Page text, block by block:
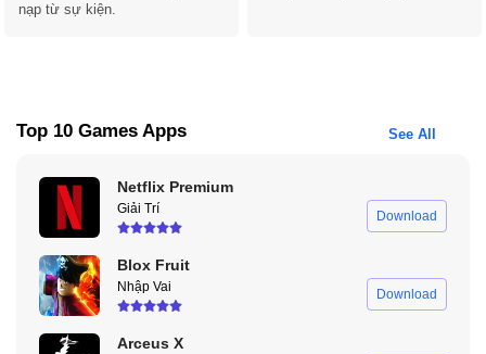
nạp từ sự kiện.
Top 10 Games Apps See All
Netflix Premium
Giải Trí Download
Blox Fruit
Nhập Vai Download
Arceus X